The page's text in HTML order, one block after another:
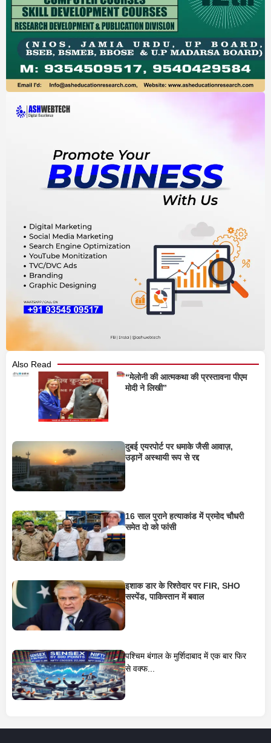
Also Read
“मेलोनी की आत्मकथा की प्रस्तावना पीएम
मोदी ने लिखी”
दुबई एयरपोर्ट पर धमाके जैसी आवाज़,
उड़ानें अस्थायी रूप से रद्द
16 साल पुराने हत्याकांड में प्रमोद चौधरी
समेत दो को फांसी
इशाक डार के रिश्तेदार पर FIR, SHO
सस्पेंड, पाकिस्तान में बवाल
पश्चिम बंगाल के मुर्शिदाबाद में एक बार फिर
से वक्फ...